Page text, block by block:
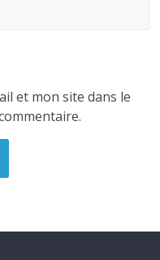
et mon site dans le